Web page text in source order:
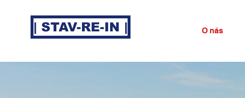
| STAV-RE-IN | O nás